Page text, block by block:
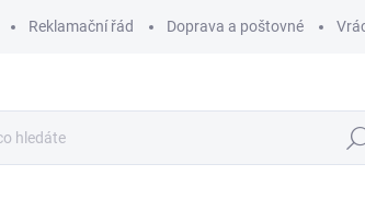
Reklamační řád Doprava a poštovné